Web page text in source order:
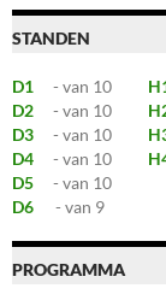
STANDEN
D1 - van 10
D2
- van 10
D3
- van 10
D4
- van 10
D5
- van 10
D6
- van 9
PROGRAMMA